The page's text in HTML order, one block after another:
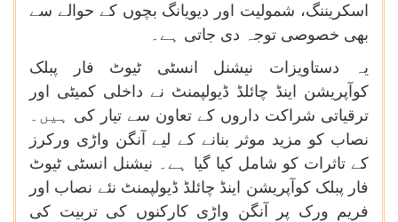
اسکریننگ، شمولیت اور دیویانگ بچوں کے حوالے سے
بھی خصوصی توجہ دی جاتی ہے۔
یہ
دستاویزات نیشنل انسٹی ٹیوٹ فار
پبلک
کوآپریشن
اینڈ چائلڈ ڈیولپمنٹ نے داخلی کمیٹی
اور
ترقیاتی شراکت داروں کے تعاون سے تیار کی
ہیں۔
نصاب کو مزید موثر بنانے کے لیے آنگن واڑی ورکرز
کے تاثرات کو شامل کیا گیا ہے۔ نیشنل انسٹی ٹیوٹ
فار پبلک کوآپریشن اینڈ چائلڈ ڈیولپمنٹ نئے نصاب اور
فریم ورک پر آنگن واڑی کارکنوں کی تربیت کی